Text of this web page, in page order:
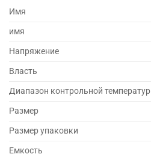
Имя
имя
Напряжение
Власть
Диапазон контрольной
Размер
Размер упаковки
Емкость